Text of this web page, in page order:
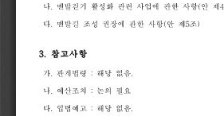
나 맨발걷기 활성화 관련 사업에 관한 사항(안 제4
다 맨발길 조성 권장에 관한 사항(안 제5조)
3. 참고사항
가 관계법령 : 해당 없음
나 예산조치 : 논의 필요
다 입법예고 : 해당 없음